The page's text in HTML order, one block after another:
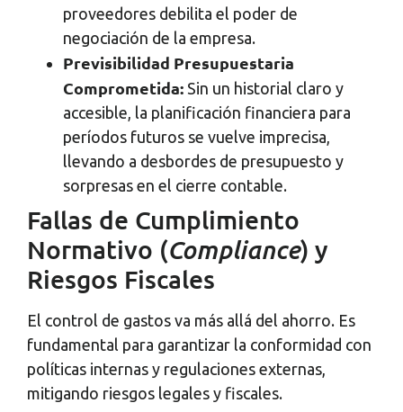
proveedores debilita el poder de
negociación de la empresa.
Previsibilidad Presupuestaria
Comprometida: Sin un historial claro y
accesible, la planificación financiera para
períodos futuros se vuelve imprecisa,
llevando a desbordes de presupuesto y
sorpresas en el cierre contable.
Fallas de Cumplimiento
Normativo (Compliance) y
Riesgos Fiscales
El control de gastos va más allá del ahorro. Es
fundamental para garantizar la conformidad con
políticas internas y regulaciones externas,
mitigando riesgos legales y fiscales.